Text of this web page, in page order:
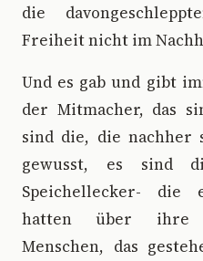
die
Freiheit nicht im
Und es gab und gibt
der Mitmacher, das
sind die, die nachher
gewusst, es sind
Speichellecker- die
hatten über ihre
Menschen, das